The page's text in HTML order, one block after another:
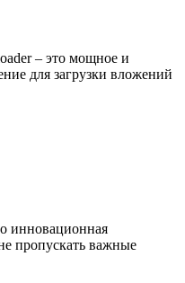
– это мощное и
для загрузки вложений
инновационная
пропускать важные